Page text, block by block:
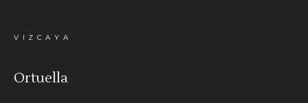
VIZCAYA
Ortuella